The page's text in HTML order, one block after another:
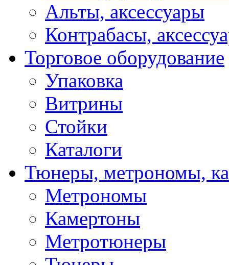
Альты, аксессуары
Контрабасы,
Торговое оборудование
Упаковка
Витрины
Стойки
Каталоги
Тюнеры, метрономы,
Метрономы
Камертоны
Метротюнеры